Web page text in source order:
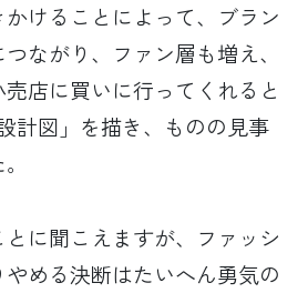
けることによって、ブラン
ながり、ファン層も増え、
店に買いに行ってくれると
計図」を描き、ものの見事
に聞こえますが、ファッシ
やめる決断はたいへん勇気の